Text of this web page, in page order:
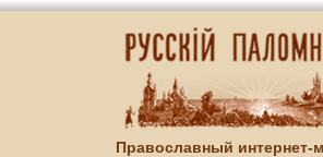
Православный интернет-